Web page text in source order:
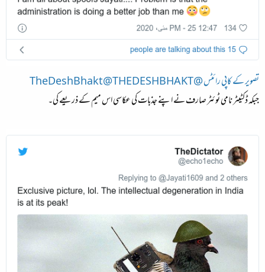
تصویر کے کاپی رائٹس @TheDeshBhakt@THEDESHBHAKT
جبکہ ڈکٹیٹر نامی ٹوئٹر صارف نے اپنے جذبات کی عکاسی اس میم کے ذریعے کی۔